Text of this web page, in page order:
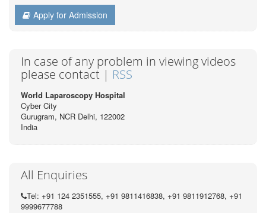
Apply for Admission
In case of any problem in viewing videos
please contact | RSS
World Laparoscopy Hospital
Cyber City
Gurugram, NCR Delhi, 122002
India
All Enquiries
Tel: +91 124 2351555, +91 9811416838, +91 9811912768, +91
9999677788